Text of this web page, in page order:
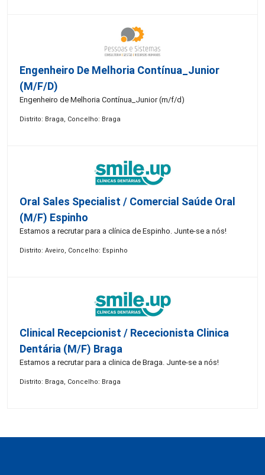
Engenheiro De Melhoria Contínua_Junior
(m/f/d)
Engenheiro de Melhoria Contínua_Junior (m/f/d)
Distrito: Braga, Concelho: Braga
Oral Sales Specialist / Comercial Saúde Oral
(M/F) Espinho
Estamos a recrutar para a clínica de Espinho. Junte-se a nós!
Distrito: Aveiro, Concelho: Espinho
Clinical Recepcionist / Rececionista Clinica
Dentária (M/F) Braga
Estamos a recrutar para a clinica de Braga. Junte-se a nós!
Distrito: Braga, Concelho: Braga